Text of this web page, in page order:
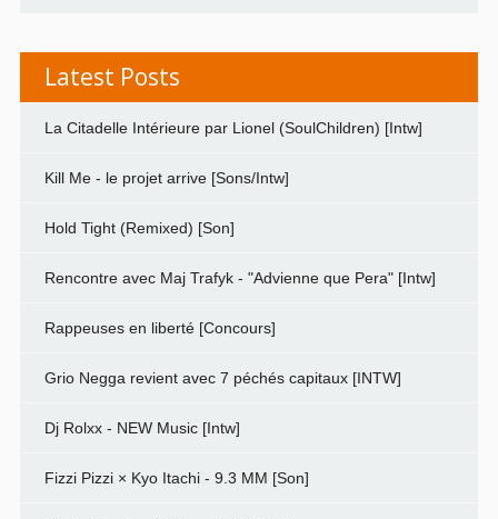
Latest Posts
La Citadelle Intérieure par Lionel (SoulChildren) [Intw]
Kill Me - le projet arrive [Sons/Intw]
Hold Tight (Remixed) [Son]
Rencontre avec Maj Trafyk - "Advienne que Pera" [Intw]
Rappeuses en liberté [Concours]
Grio Negga revient avec 7 péchés capitaux [INTW]
Dj Rolxx - NEW Music [Intw]
Fizzi Pizzi × Kyo Itachi - 9.3 MM [Son]